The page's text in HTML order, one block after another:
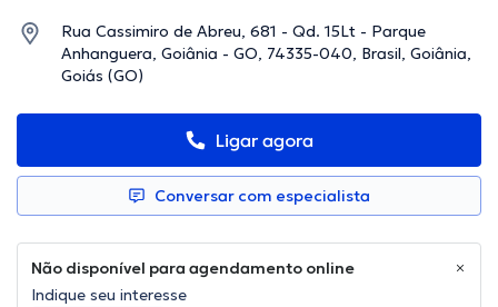
Rua Cassimiro de Abreu, 681 - Qd. 15Lt - Parque
Anhanguera, Goiânia - GO, 74335-040, Brasil, Goiânia,
Goiás (GO)
Ligar agora
Conversar com especialista
Não disponível para agendamento online
Indique seu interesse